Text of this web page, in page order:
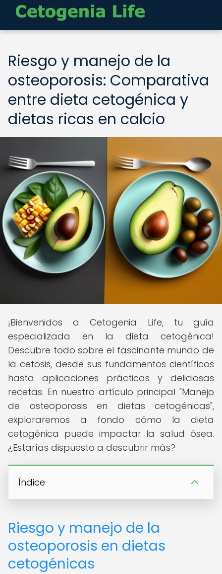
Riesgo y manejo de la
osteoporosis: Comparativa
entre dieta cetogénica y
dietas ricas en calcio
¡Bienvenidos a Cetogenia Life, tu guía
especializada en la dieta cetogénica!
Descubre todo sobre el fascinante mundo de
la cetosis, desde sus fundamentos científicos
hasta aplicaciones prácticas y deliciosas
recetas. En nuestro artículo principal "Manejo
de osteoporosis en dietas cetogénicas",
exploraremos a fondo cómo la dieta
cetogénica puede impactar la salud ósea.
¿Estarías dispuesto a descubrir más?
Índice
Riesgo y manejo de la
osteoporosis en dietas
cetogénicas